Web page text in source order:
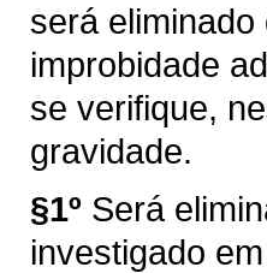
será
improbidade
se verifique,
gravidade.
§1º Será
investigado